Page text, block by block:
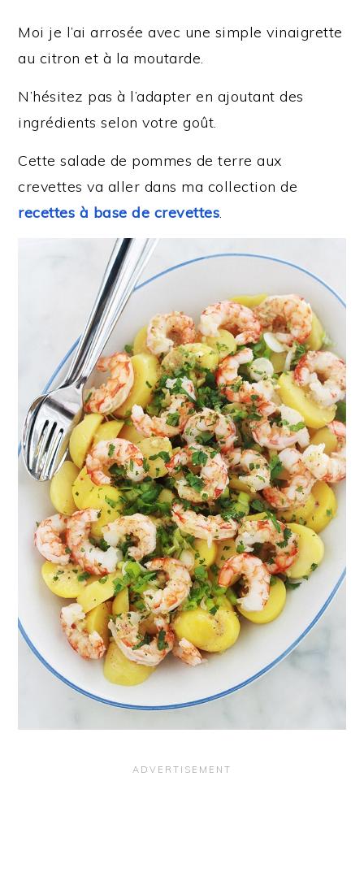
Moi je l’ai arrosée avec une simple vinaigrette
au citron et à la moutarde.
N’hésitez pas à l’adapter en ajoutant des
ingrédients selon votre goût.
Cette salade de pommes de terre aux
crevettes va aller dans ma collection de
recettes à base de crevettes.